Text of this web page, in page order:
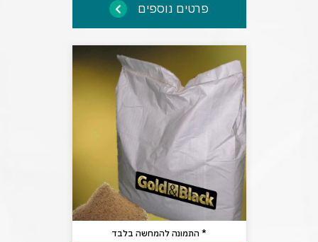
פרטים נוספים
* התמונה להמחשה בלבד